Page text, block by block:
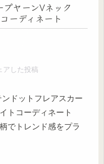
ヤーンVネック
ーディネート
アした投稿
ドットフレアスカー
トコーディネート
でトレンド感をプラ